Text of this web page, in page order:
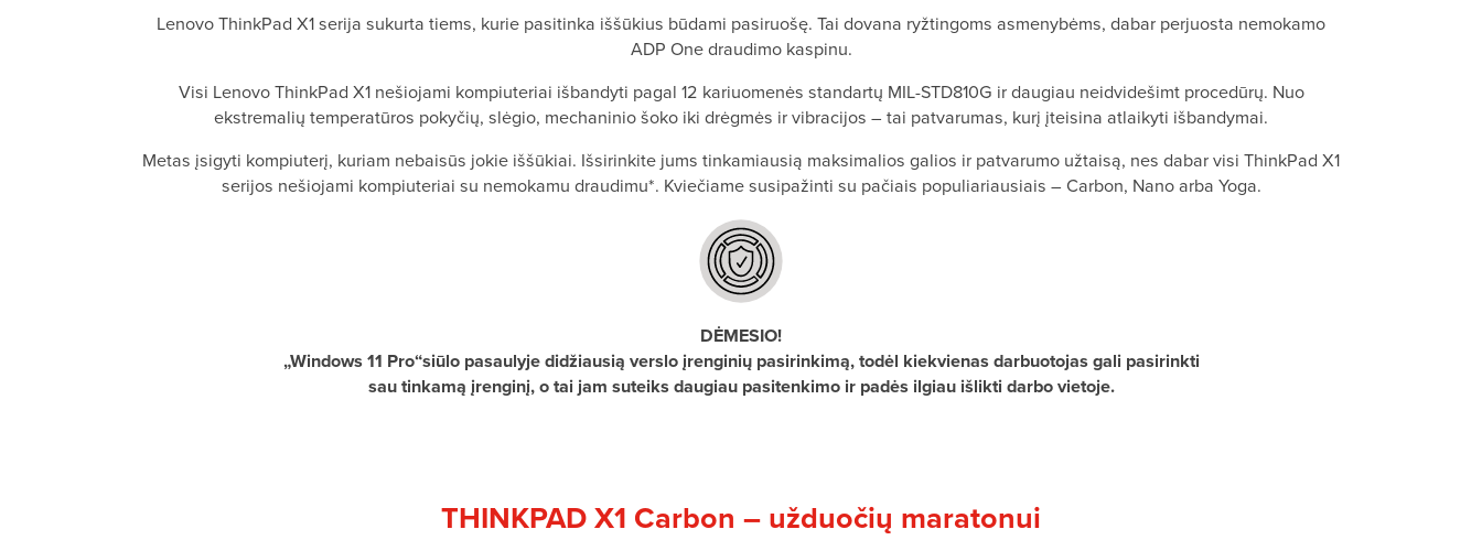
Lenovo ThinkPad X1 serija sukurta tiems, kurie pasitinka iššūkius būdami pasiruošę. Tai dovana ryžtingoms asmenybėms, dabar perjuosta nemokamo
ADP One draudimo kaspinu.
Visi Lenovo ThinkPad X1 nešiojami kompiuteriai išbandyti pagal 12 kariuomenės standartų MIL-STD810G ir daugiau neidvidešimt procedūrų. Nuo
ekstremalių temperatūros pokyčių, slėgio, mechaninio šoko iki drėgmės ir vibracijos – tai patvarumas, kurį įteisina atlaikyti išbandymai.
Metas įsigyti kompiuterį, kuriam nebaisūs jokie iššūkiai. Išsirinkite jums tinkamiausią maksimalios galios ir patvarumo užtaisą, nes dabar visi ThinkPad X1
serijos nešiojami kompiuteriai su nemokamu draudimu*. Kviečiame susipažinti su pačiais populiariausiais – Carbon, Nano arba Yoga.
DĖMESIO!
„Windows 11 Pro“siūlo pasaulyje didžiausią verslo įrenginių pasirinkimą, todėl kiekvienas darbuotojas gali pasirinkti
sau tinkamą įrenginį, o tai jam suteiks daugiau pasitenkimo ir padės ilgiau išlikti darbo vietoje.
THINKPAD X1 Carbon – užduočių maratonui